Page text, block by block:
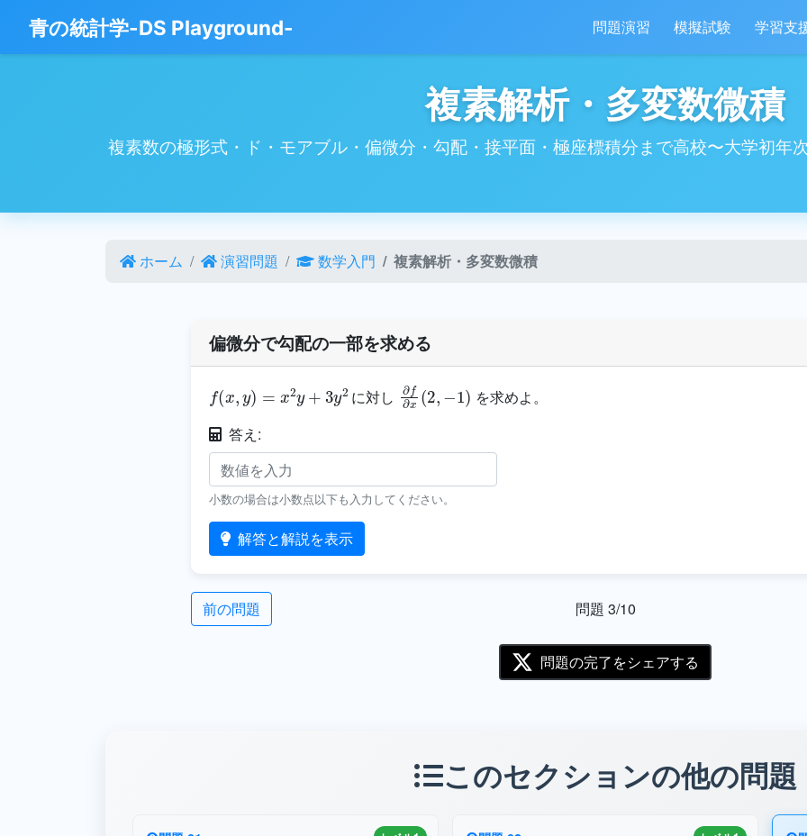
青の統計学-DS Playground- 問題演習 模擬試験 学習支
複素解析・多変数微積
複素数の極形式・ド・モアブル・偏微分・勾配・接平面・極座標積分まで高校〜大学初年
ホーム 演習問題 数学入門 複素解析・多変数微積
偏微分で勾配の一部を求める
= +3
に対し
∂f∂ 1
を求めよ。
答え:
小数の場合は小数点以下も入力してください。
解答と解説を表示
前の問題 問題 3/10
問題の完了をシェアする
このセクションの他の問題